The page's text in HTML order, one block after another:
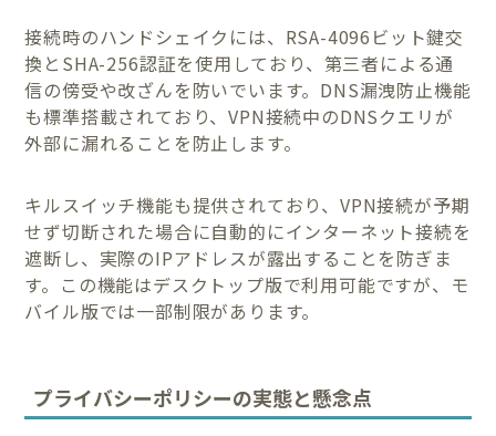
接続時のハンドシェイクには、RSA-4096ビット鍵交
換とSHA-256認証を使用しており、第三者による通
信の傍受や改ざんを防いでいます。DNS漏洩防止機能
も標準搭載されており、VPN接続中のDNSクエリが
外部に漏れることを防止します。
キルスイッチ機能も提供されており、VPN接続が予期
せず切断された場合に自動的にインターネット接続を
遮断し、実際のIPアドレスが露出することを防ぎま
す。この機能はデスクトップ版で利用可能ですが、モ
バイル版では一部制限があります。
プライバシーポリシーの実態と懸念点